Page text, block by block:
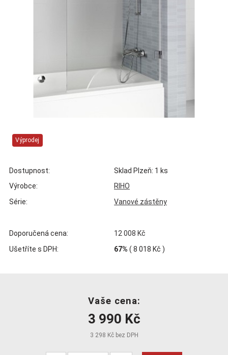
Výprodej
Dostupnost:
Sklad Plzeň: 1 ks
Výrobce:
RIHO
Série:
Vanové zástěny
Doporučená cena:
12 008 Kč
Ušetříte s DPH:
67% ( 8 018 Kč )
Vaše cena:
3 990 Kč
3 298 Kč bez DPH